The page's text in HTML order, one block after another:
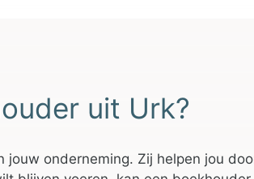
uit Urk?
onderneming. Zij helpen jou